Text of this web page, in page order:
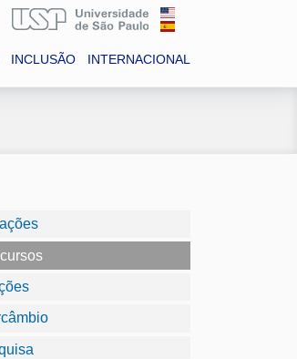
INCLUSÃO INTERNACIONAL